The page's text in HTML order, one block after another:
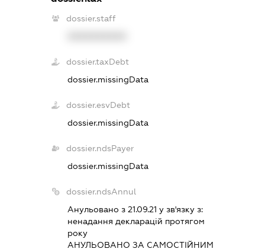
dossier.staff
dossier.taxDebt
dossier.missingData
dossier.esvDebt
dossier.missingData
dossier.ndsPayer
dossier.missingData
dossier.ndsAnnul
Анульовано з 21.09.21 у зв'язку з:
ненадання декларацiй протягом
року
АНУЛЬОВАНО ЗА САМОСТIЙНИМ